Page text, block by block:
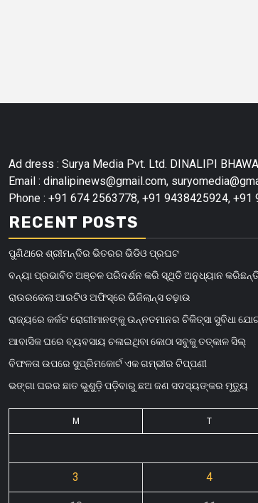
Ad dress : Surya Media Pvt. Ltd. DINALIPI
Email : dinalipinews@gmail.com,
Phone : +91 674 2563778, +91 9438425924,
RECENT POSTS
ପୁଣିଥରେ ଶ୍ରୀମନ୍ଦିର ଭିତରର ଭିଡିଓ ପ୍ରଘଟ
ବନ୍ୟା ପ୍ରଭାବିତ ଅଞ୍ଚଳ ପରିଦର୍ଶନ କରି ସ୍ଥିତି ଅନୁଧ୍ୟାନ
ରାଉରକେଲା ଆରଟିଓ ଅଫିସ୍‌ରେ ଭିଜିଲାନ୍ସ ଚଢ଼ାଉ
ରାଜ୍ୟରେ କର୍କଟ ରୋଗୀମାନଙ୍କୁ ଉନ୍ନତମାନର ଚିକିତ୍ସା ସୁବିଧା
ଆବାସିକ ଘରେ ବ୍ୟବସାୟ ଚଳାଇଥିବା କୋଠା ସବୁକୁ ତତ୍କାଳ ସିଲ୍‌
ବିଫଳତା ଉପରେ ସୁପ୍ରିମକୋର୍ଟ ଏକ ଗମ୍ଭୀର ଟିପ୍ପଣୀ
ଭଙ୍ଗା ଘରର ଛାତ ଭୁଶୁଡ଼ି ପଡ଼ିବାରୁ ଛଅ ଜଣ ସଦସ୍ୟଙ୍କର ମୃତ୍ୟୁ
M T
3 4